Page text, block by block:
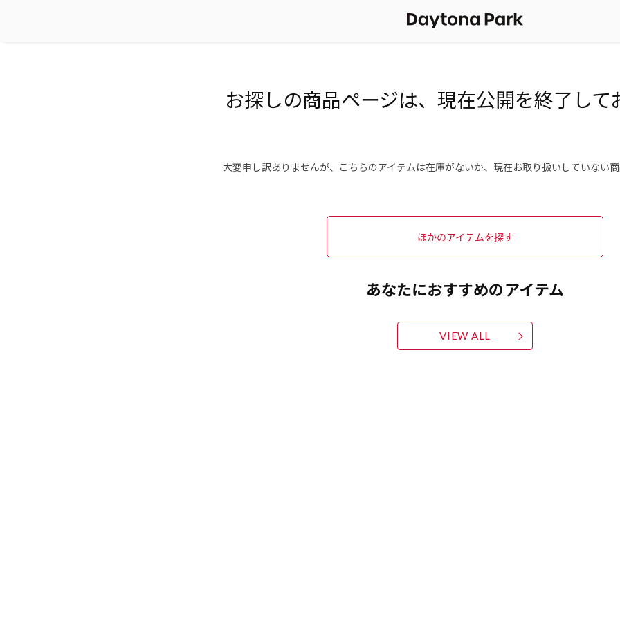
お探しの商品ページは、現在公開を終了して
大変申し訳ありませんが、こちらのアイテムは在庫がないか、現在お取り扱いしていない商
ほかのアイテムを探す
あなたにおすすめのアイテム
VIEW ALL